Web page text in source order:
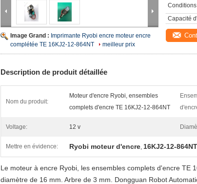
Image Grand : Imprimante Ryobi encre moteur encre
complétée TE 16KJ2-12-864NT
meilleur prix
Capacité
Description de produit détaillée
Nom du produit:
Moteur d'encre Ryobi, ensembles
complets d'encre TE 16KJ2-12-864NT
Voltage: 12 v
Mettre en évidence: Ryobi moteur d'encre, 16KJ2-12-
Le moteur à encre Ryobi, les ensembles complets d'encre TE
diamètre de 16 mm. Arbre de 3 mm. Dongguan Robot